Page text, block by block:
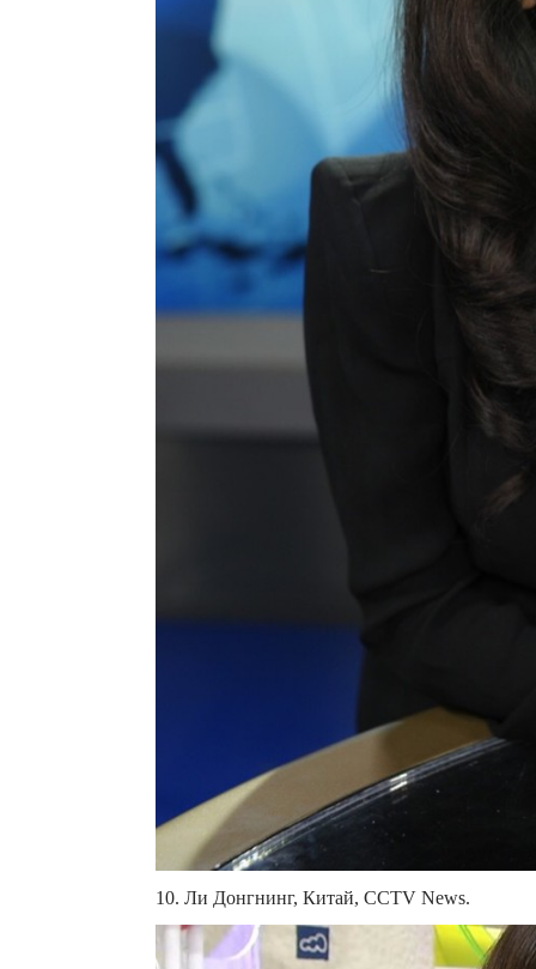
10. Ли Донгнинг, Китай, CCTV News.